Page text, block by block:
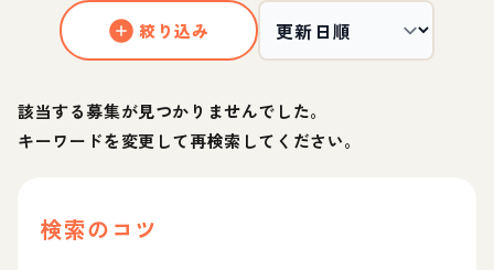
絞り込み
該当する募集が見つかりませんでした。
キーワードを変更して再検索してください。
検索のコツ